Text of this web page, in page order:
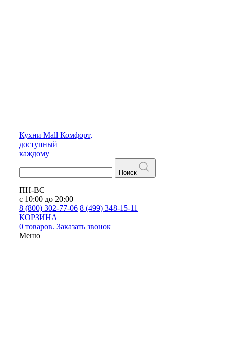
Кухни Mall Комфорт,
доступный
каждому
Поиск
ПН-ВС
с 10:00 до 20:00
8 (800) 302-77-06 8 (499) 348-15-11
КОРЗИНА
0 товаров. Заказать звонок
Меню